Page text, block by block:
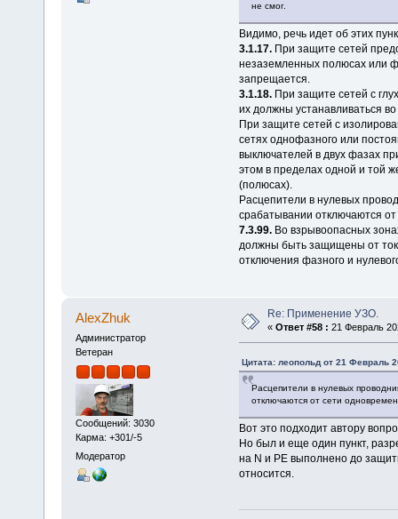
не смог.
Видимо, речь идет об этих
3.1.17.При защите сетей
незаземленных полюсах или
запрещается.
3.1.18.При защите сетей с
их должны устанавливаться
При защите сетей с
сетях однофазного или
выключателей в двух фазах
этом в пределах одной и той
(полюсах).
Расцепители в нулевых
срабатывании отключаются
7.3.99. Во взрывоопасных
должны быть защищены от
отключения фазного и
AlexZhuk
Администратор
Ветеран
Сообщений: 3030
Карма: +301/-5
Модератор
Re: Применение УЗО.
« Ответ #58 : 21 Февраль
Цитата: леопольд от 21 Февраль
Расцепители в нулевых
отключаются от сети
Вот это подходит автору
Но был и еще один пункт,
на N и РЕ выполнено до
относится.